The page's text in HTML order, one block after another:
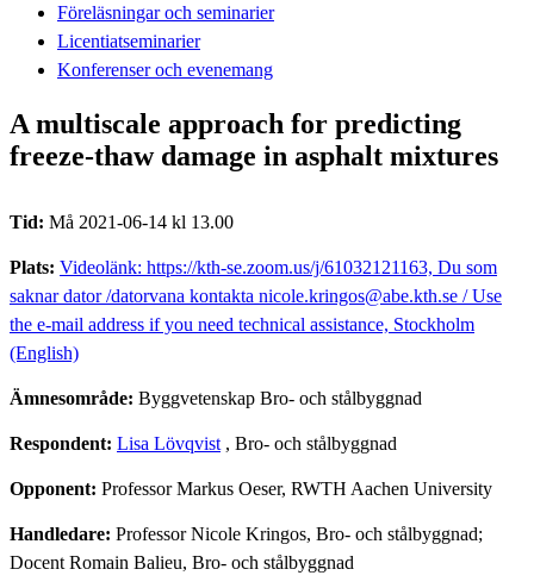
Föreläsningar och seminarier
Licentiatseminarier
Konferenser och evenemang
A multiscale approach for predicting
freeze-thaw damage in asphalt mixtures
Tid: Må 2021-06-14 kl 13.00
Plats: Videolänk: https://kth-se.zoom.us/j/61032121163, Du som
saknar dator /datorvana kontakta nicole.kringos@abe.kth.se / Use
the e-mail address if you need technical assistance, Stockholm
(English)
Ämnesområde: Byggvetenskap Bro- och stålbyggnad
Respondent: Lisa Lövqvist , Bro- och stålbyggnad
Opponent: Professor Markus Oeser, RWTH Aachen University
Handledare: Professor Nicole Kringos, Bro- och stålbyggnad;
Docent Romain Balieu, Bro- och stålbyggnad